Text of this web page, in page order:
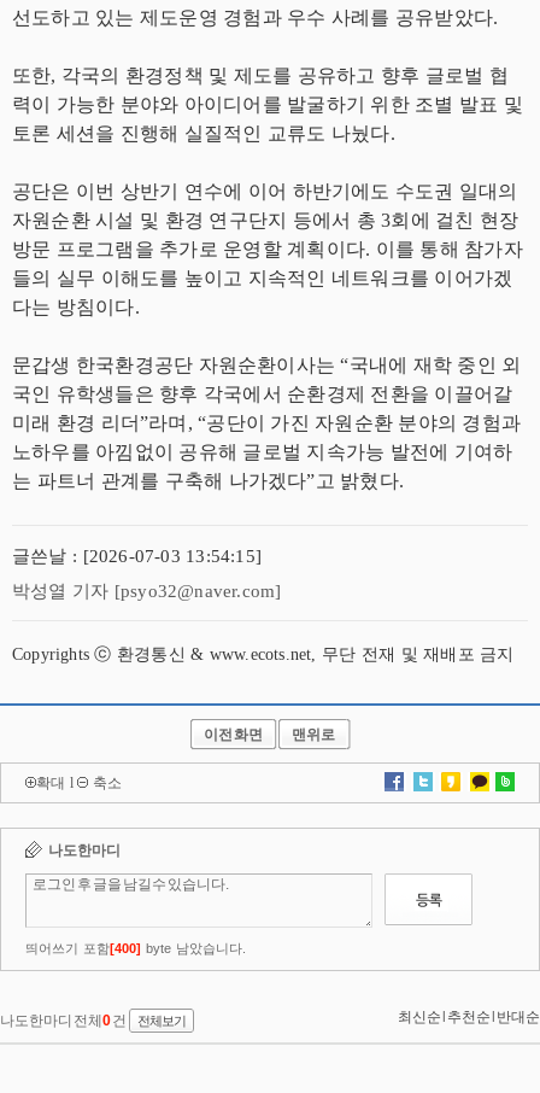
선도하고 있는 제도운영 경험과 우수 사례를 공유받았다.
또한, 각국의 환경정책 및 제도를 공유하고 향후 글로벌 협
력이 가능한 분야와 아이디어를 발굴하기 위한 조별 발표 및
토론 세션을 진행해 실질적인 교류도 나눴다.
공단은 이번 상반기 연수에 이어 하반기에도 수도권 일대의
자원순환 시설 및 환경 연구단지 등에서 총 3회에 걸친 현장
방문 프로그램을 추가로 운영할 계획이다. 이를 통해 참가자
들의 실무 이해도를 높이고 지속적인 네트워크를 이어가겠
다는 방침이다.
문갑생 한국환경공단 자원순환이사는 “국내에 재학 중인 외
국인 유학생들은 향후 각국에서 순환경제 전환을 이끌어갈
미래 환경 리더”라며, “공단이 가진 자원순환 분야의 경험과
노하우를 아낌없이 공유해 글로벌 지속가능 발전에 기여하
는 파트너 관계를 구축해 나가겠다”고 밝혔다.
글쓴날 : [2026-07-03 13:54:15]
박성열 기자 [psyo32@naver.com]
Copyrights ⓒ 환경통신 & www.ecots.net, 무단 전재 및 재배포 금지
이전화면 맨위로
확대 l 축소